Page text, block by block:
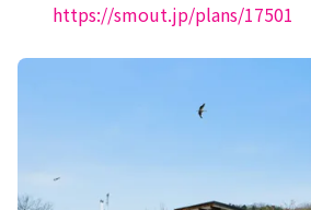
https://smout.jp/plans/17501